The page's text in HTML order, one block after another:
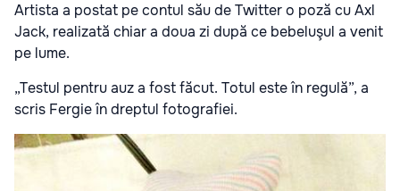
Artista a postat pe contul său de Twitter o poză cu Axl
Jack, realizată chiar a doua zi după ce bebeluşul a venit
pe lume.
„Testul pentru auz a fost făcut. Totul este în regulă”, a
scris Fergie în dreptul fotografiei.